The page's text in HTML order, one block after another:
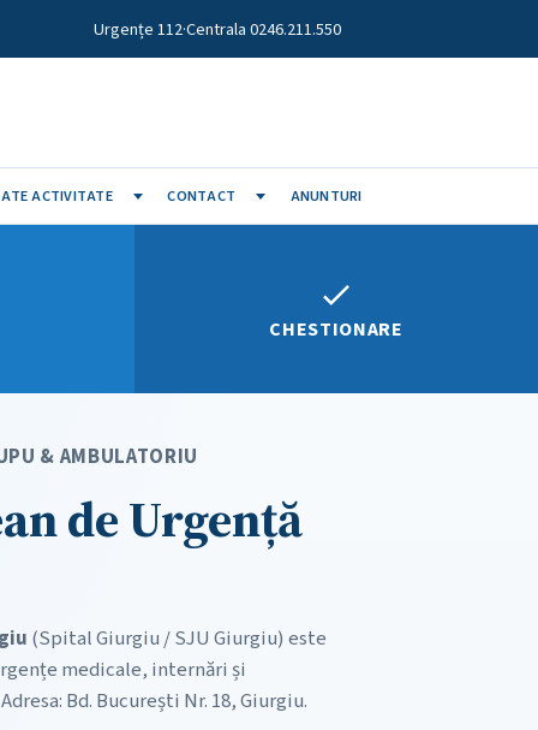
Urgențe 112·Centrala 0246.211.550
ACTIVITATE CONTACT ANUNTURI
CHESTIONARE
& AMBULATORIU
de Urgență
(Spital Giurgiu / SJU Giurgiu) este
medicale, internări și
Bd. București Nr. 18, Giurgiu.